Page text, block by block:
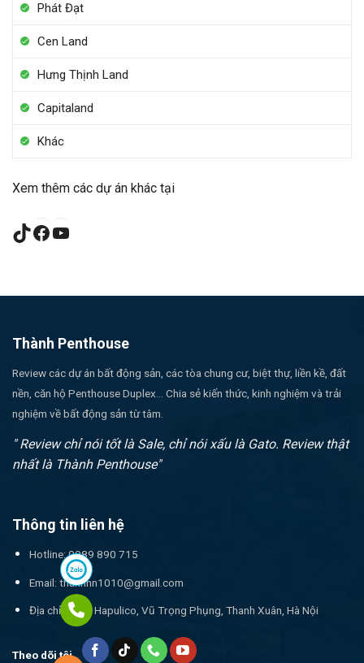
Phát Đạt
Cen Land
Hưng Thịnh Land
Capitaland
Khác
Xem thêm các dự án khác tại
TikTok
Facebook
Thành Penthouse
Review các dự án bất động sản, các tòa chung cư, biệt thự, liền kề, đất
nền, căn hộ Penthouse Duplex... Chia sẻ kiến thức, kinh nghiệm và trải
nghiệm về bất động sản từ tâm.
" Review chỉ nói tốt là Sale, chỉ nói xấu là Gato. Review thật
nhất là Thành Penthouse"
Thông tin liên hệ
Hotline: 0989 890 715
Email: thanhnn1010@gmail.com
Địa chỉ: 17T1 Hapulico, Vũ Trọng Phụng, Thanh Xuân, Hà Nội
Theo dõi tôi